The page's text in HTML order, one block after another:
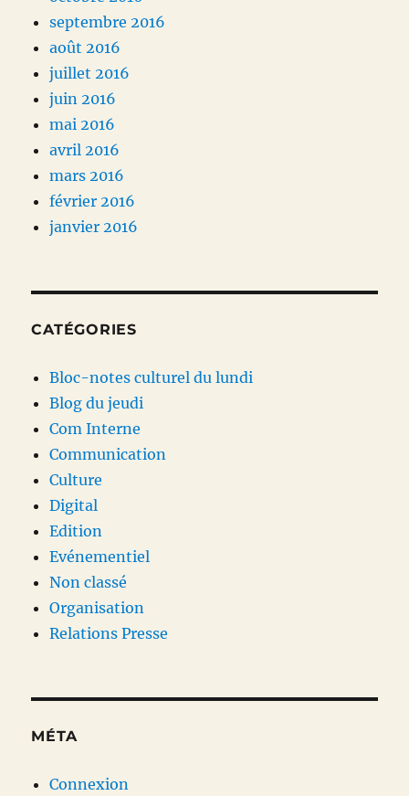
septembre 2016
août 2016
juillet 2016
juin 2016
mai 2016
avril 2016
mars 2016
février 2016
janvier 2016
CATÉGORIES
Bloc-notes culturel du lundi
Blog du jeudi
Com Interne
Communication
Culture
Digital
Edition
Evénementiel
Non classé
Organisation
Relations Presse
MÉTA
Connexion